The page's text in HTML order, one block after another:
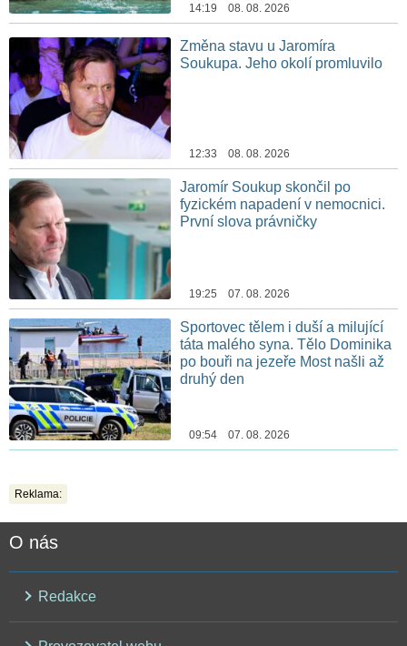
14:19 08. 08. 2026
Změna stavu u Jaromíra
Soukupa. Jeho okolí promluvilo
12:33 08. 08. 2026
Jaromír Soukup skončil po
fyzickém napadení v nemocnici.
První slova právničky
19:25 07. 08. 2026
Sportovec tělem i duší a milující
táta malého syna. Tělo Dominika
po bouři na jezeře Most našli až
druhý den
09:54 07. 08. 2026
Reklama:
O nás
Redakce